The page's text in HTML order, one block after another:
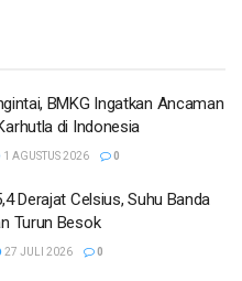
BMKG Ingatkan Ancaman
di Indonesia
1 AGUSTUS 2026 0
Derajat Celsius, Suhu Banda
Turun Besok
27 JULI 2026 0